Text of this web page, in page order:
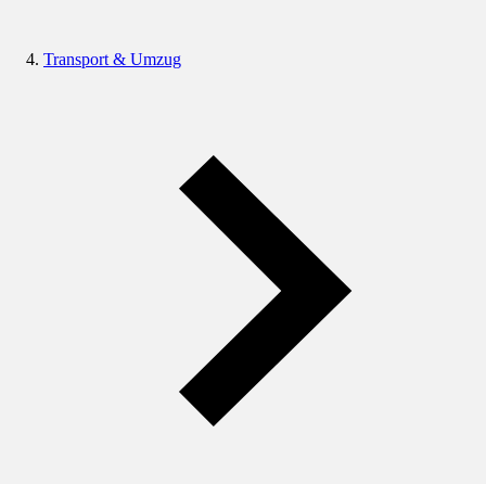
Transport & Umzug